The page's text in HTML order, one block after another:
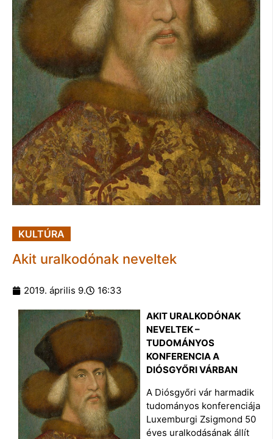
KULTÚRA
Akit uralkodónak neveltek
2019. április 9. 16:33
AKIT URALKODÓNAK
NEVELTEK –
TUDOMÁNYOS
KONFERENCIA A
DIÓSGYŐRI VÁRBAN
A Diósgyőri vár harmadik
tudományos konferenciája
Luxemburgi Zsigmond 50
éves uralkodásának állít